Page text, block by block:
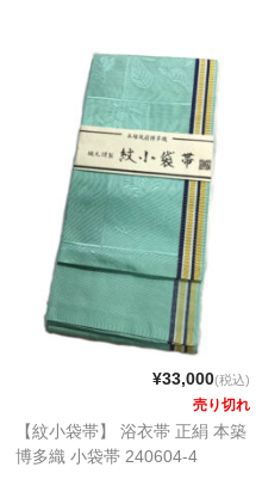
¥33,000(税込)
売り切れ
【紋小袋帯】 浴衣帯 正絹 本築
博多織 小袋帯 240604-4